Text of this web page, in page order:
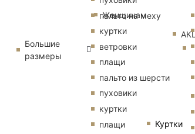
Женщинам
Куртки
Большие
размеры
пальто на меху
куртки
ветровки
плащи
пальто из шерсти
пуховики
куртки
плащи